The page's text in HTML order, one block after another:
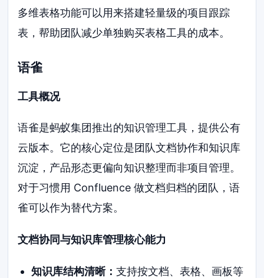
多维表格功能可以用来搭建轻量级的项目跟踪
表，帮助团队减少单独购买表格工具的成本。
语雀
工具概况
语雀是蚂蚁集团推出的知识管理工具，提供公有
云版本。它的核心定位是团队文档协作和知识库
沉淀，产品形态更偏向知识整理而非项目管理。
对于习惯用 Confluence 做文档归档的团队，语
雀可以作为替代方案。
文档协同与知识库管理核心能力
知识库结构清晰： 支持按文档、表格、画板等